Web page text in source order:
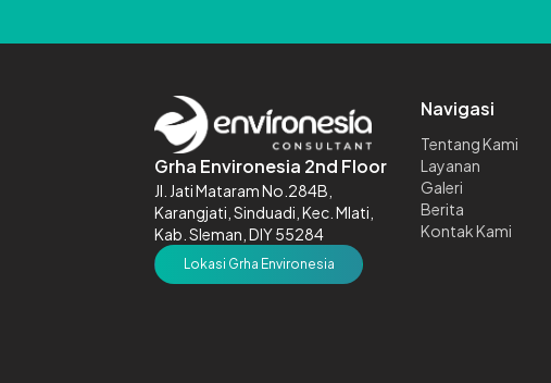
Grha Environesia 2nd Floor
Jl. Jati Mataram No.284B,
Karangjati, Sinduadi, Kec. Mlati,
Kab. Sleman, DIY 55284
Lokasi Grha Environesia
Navigasi
Tentang Kami
Layanan
Galeri
Berita
Kontak Kami